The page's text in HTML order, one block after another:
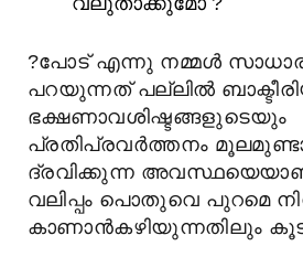
?പോട് എന്നു നമ്മള്
പറയുന്നത് പല്ലില്
ഭക്ഷണാവശിഷ്ടങ്ങളുടെയും
പ്രതിപ്രവര്ത്തനം
ദ്രവിക്കുന്ന
വലിപ്പം പൊതുവെ പുറമെ
കാണാന്കഴിയുന്നതിലും